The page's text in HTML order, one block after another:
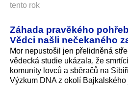
tento rok
Záhada pravěkého
Vědci našli nečekaného
Mor nepustošil jen přelidněná
vědecká studie ukázala, že
komunity lovců a sběračů na
Výzkum DNA z okolí